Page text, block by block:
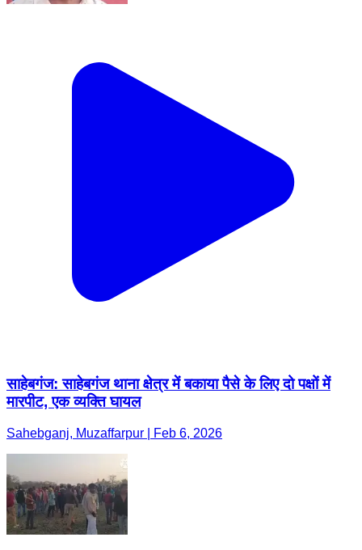
साहेबगंज: साहेबगंज थाना क्षेत्र में बकाया पैसे के लिए दो पक्षों में
मारपीट, एक व्यक्ति घायल
Sahebganj, Muzaffarpur | Feb 6, 2026